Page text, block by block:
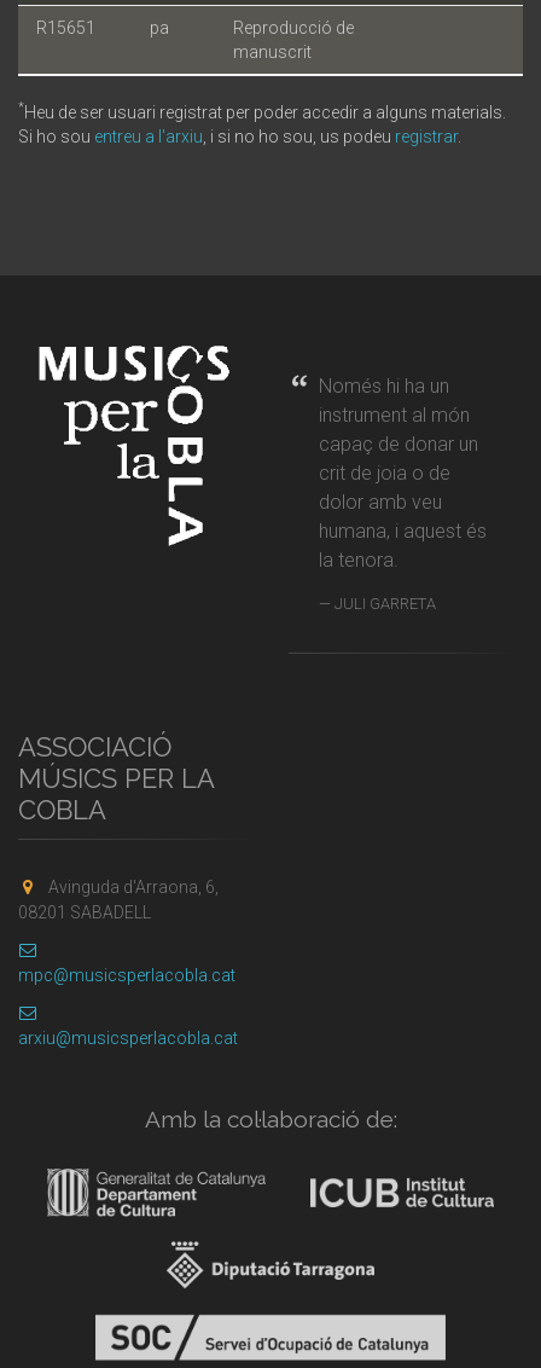
R15651 pa
Reproducció de
manuscrit
*Heu de ser usuari registrat per poder accedir a alguns materials.
Si ho sou entreu a l'arxiu , i si no ho sou, us podeu registrar.
Només hi ha un
instrument al món
capaç de donar un
crit de joia o de
dolor amb veu
humana, i aquest és
la tenora.
JULI GARRETA
ASSOCIACIÓ
MÚSICS PER LA
COBLA
Avinguda d'Arraona, 6,
08201 SABADELL
mpc@musicsperlacobla.cat
arxiu@musicsperlacobla.cat
Amb la col·laboració de: